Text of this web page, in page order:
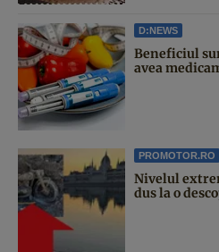
D:NEWS
Beneficiul
avea
PROMOTOR.RO
Nivelul
dus la o